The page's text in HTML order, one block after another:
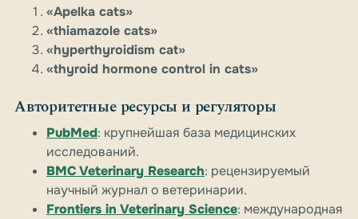
«Apelka cats»
«thiamazole cats»
«hyperthyroidism cat»
«thyroid hormone control in cats»
Авторитетные ресурсы и регуляторы
PubMed: крупнейшая база медицинских
исследований.
BMC Veterinary Research: рецензируемый
научный журнал о ветеринарии.
Frontiers in Veterinary Science: международная